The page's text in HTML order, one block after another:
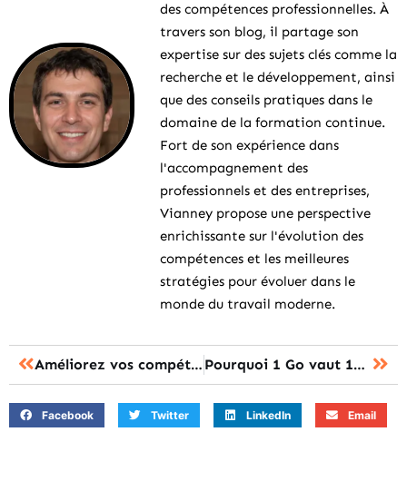
des compétences professionnelles. À
travers son blog, il partage son
expertise sur des sujets clés comme la
recherche et le développement, ainsi
que des conseils pratiques dans le
domaine de la formation continue.
Fort de son expérience dans
l'accompagnement des
professionnels et des entreprises,
Vianney propose une perspective
enrichissante sur l'évolution des
compétences et les meilleures
stratégies pour évoluer dans le
monde du travail moderne.
Améliorez vos compétences avec Planète INP : l’outil numérique incontournable Pourquoi 1 Go vaut 1024 Mo et non 1000 : le secret des unités de stockage
Facebook Twitter LinkedIn Email